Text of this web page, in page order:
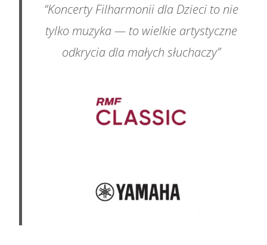
“Koncerty Filharmonii dla Dzieci to nie
tylko muzyka — to wielkie artystyczne
odkrycia dla małych słuchaczy”